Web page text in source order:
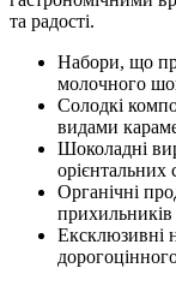
та радості.
Набори, що
молочного
Солодкі
видами
Шоколадні
орієнтальних
Органічні
Ексклюзивні